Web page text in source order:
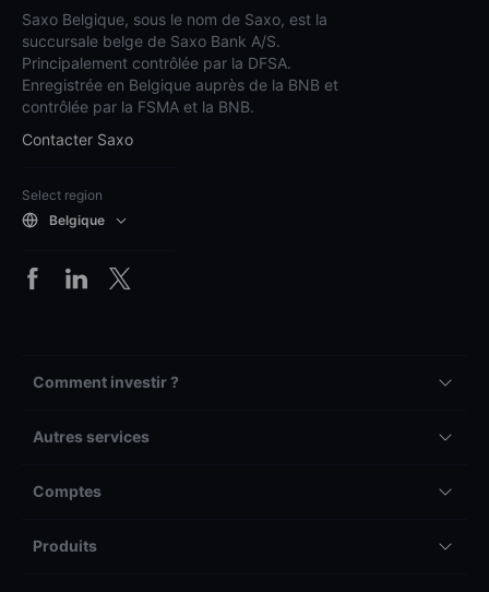
Saxo Belgique, sous le nom de Saxo, est la
succursale belge de Saxo Bank A/S.
Principalement contrôlée par la DFSA.
Enregistrée en Belgique auprès de la BNB et
contrôlée par la FSMA et la BNB.
Contacter Saxo
Select region
Belgique
Comment investir ?
Autres services
Comptes
Produits